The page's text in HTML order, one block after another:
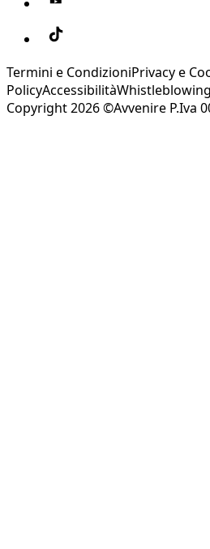
Termini e CondizioniPrivacy e
PolicyAccessibilitàWhistleblowing
Copyright 2026 ©Avvenire P.Iva